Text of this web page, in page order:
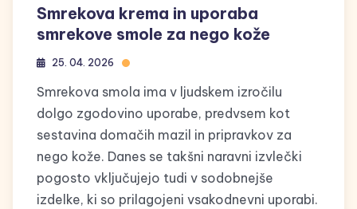
Smrekova krema in uporaba
smrekove smole za nego kože
25. 04. 2026
Smrekova smola ima v ljudskem izročilu
dolgo zgodovino uporabe, predvsem kot
sestavina domačih mazil in pripravkov za
nego kože. Danes se takšni naravni izvlečki
pogosto vključujejo tudi v sodobnejše
izdelke, ki so prilagojeni vsakodnevni uporabi.